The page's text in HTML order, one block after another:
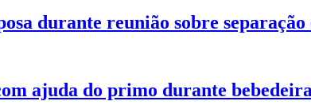
durante reunião sobre
ajuda do primo durante bebedeira